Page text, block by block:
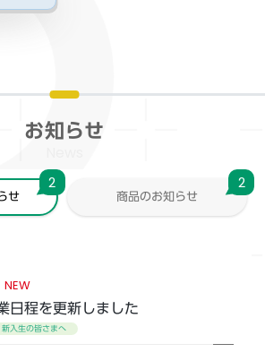
お知らせ
せ
2
商品のお知らせ
2
NEW
日程を更新しました
入生の皆さまへ